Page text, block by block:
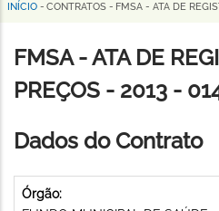
Horizonte
Trilha
de
navegação
INÍCIO - CONTRATOS - FMSA - ATA DE
FMSA - ATA DE
PREÇOS - 2013 -
Dados do Contrato
Órgão: